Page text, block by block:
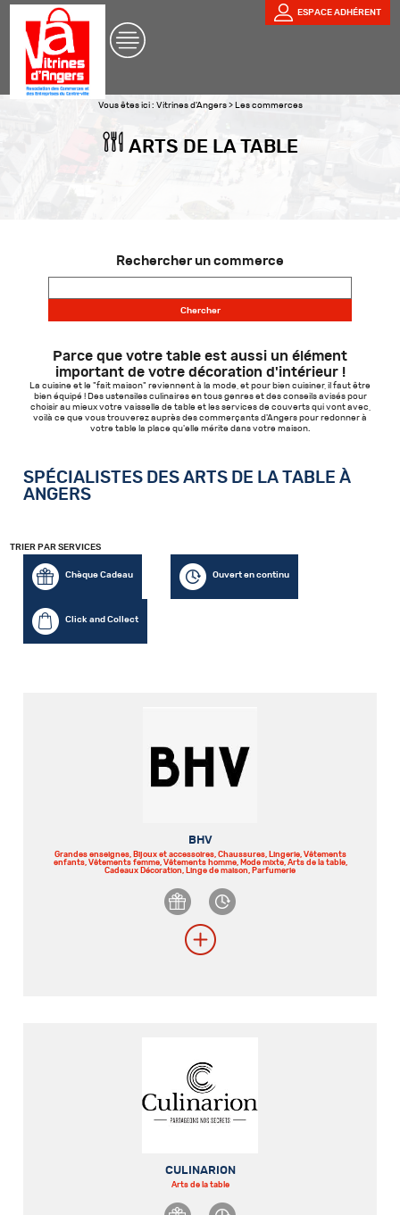
ESPACE ADHÉRENT
Vous êtes ici : Vitrines d'Angers > Les commerces
ARTS DE LA TABLE
Rechercher un commerce
Parce que votre table est aussi un élément
important de votre décoration d'intérieur !
La cuisine et le "fait maison" reviennent à la mode, et pour bien cuisiner, il faut être
bien équipé ! Des ustensiles culinaires en tous genres et des conseils avisés pour
choisir au mieux votre vaisselle de table et les services de couverts qui vont avec,
voilà ce que vous trouverez auprès des commerçants d'Angers pour redonner à
votre table la place qu'elle mérite dans votre maison.
SPÉCIALISTES DES ARTS DE LA TABLE À
ANGERS
TRIER PAR SERVICES
Chèque Cadeau Ouvert en continu
Click and Collect
BHV
Grandes enseignes, Bijoux et accessoires, Chaussures, Lingerie, Vêtements
enfants, Vêtements femme, Vêtements homme, Mode mixte, Arts de la table,
Cadeaux Décoration, Linge de maison, Parfumerie
CULINARION
Arts de la table